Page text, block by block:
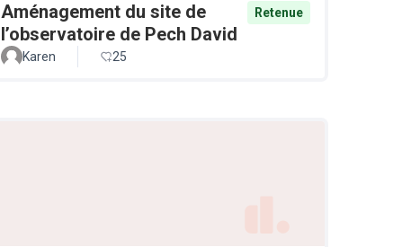
Aménagement du site de
l’observatoire de Pech David
Retenue
Karen 25